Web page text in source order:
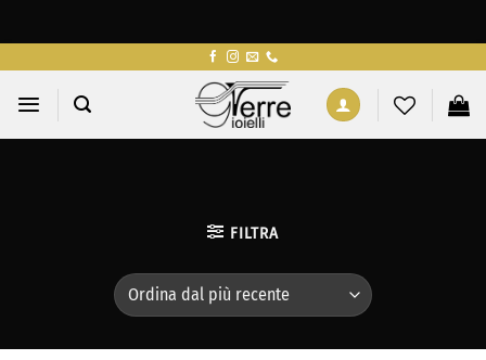
contenuti
FILTRA